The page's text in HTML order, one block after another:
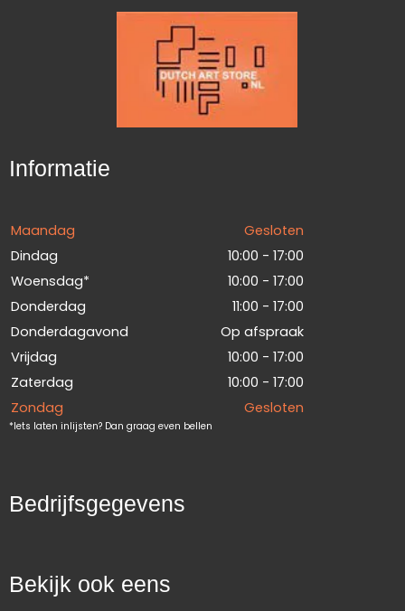
Informatie
Maandag
Gesloten
Dindag
10:00 - 17:00
Woensdag*
10:00 - 17:00
Donderdag
11:00 - 17:00
Donderdagavond
Op afspraak
Vrijdag
10:00 - 17:00
Zaterdag
10:00 - 17:00
Zondag
Gesloten
*Iets laten inlijsten? Dan graag even bellen
Bedrijfsgegevens
Bekijk ook eens